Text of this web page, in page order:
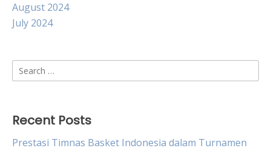
August 2024
July 2024
Search
for:
Recent Posts
Prestasi Timnas Basket Indonesia dalam Turnamen